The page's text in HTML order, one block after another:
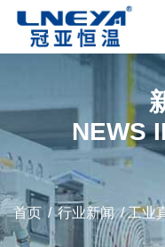
NEWS
首页 /行业新闻/ 工业